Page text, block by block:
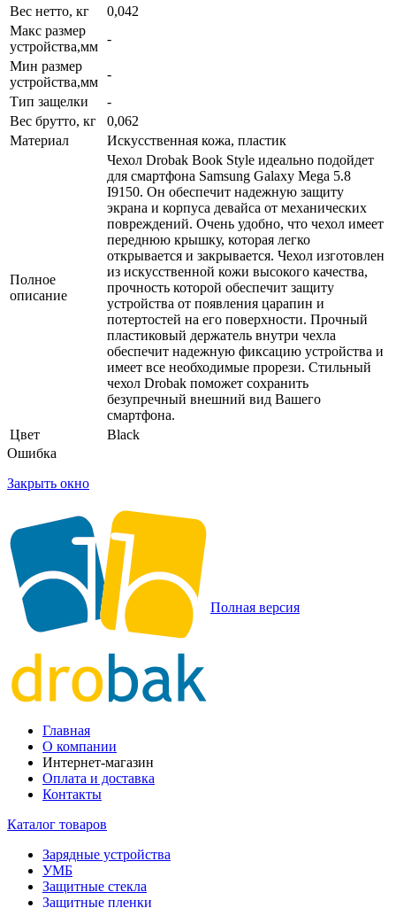
Вес нетто, кг
0,042
Макс размер
устройства,мм
-
Мин размер
устройства,мм
-
Тип защелки
-
Вес брутто, кг
0,062
Материал
Искусственная кожа, пластик
Полное
описание
Чехол Drobak Book Style идеально подойдет
для смартфона Samsung Galaxy Mega 5.8
I9150. Он обеспечит надежную защиту
экрана и корпуса девайса от механических
повреждений. Очень удобно, что чехол имеет
переднюю крышку, которая легко
открывается и закрывается. Чехол изготовлен
из искусственной кожи высокого качества,
прочность которой обеспечит защиту
устройства от появления царапин и
потертостей на его поверхности. Прочный
пластиковый держатель внутри чехла
обеспечит надежную фиксацию устройства и
имеет все необходимые прорези. Стильный
чехол Drobak поможет сохранить
безупречный внешний вид Вашего
смартфона.
Цвет
Black
Ошибка
Закрыть окно
Полная версия
Главная
О компании
Интернет-магазин
Оплата и доставка
Контакты
Каталог товаров
Зарядные устройства
УМБ
Защитные стекла
Защитные пленки